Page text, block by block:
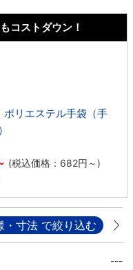
コストダウン！
ポリエステル手袋（手
(税込価格： 682円 ～)
・寸法 で絞り込む
---